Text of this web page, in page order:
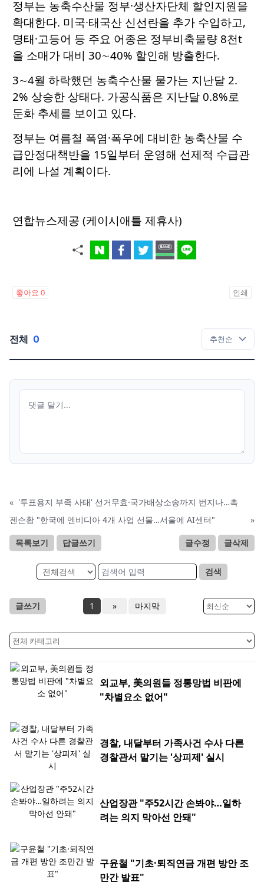
정부는 농축수산물 정부·생산자단체 할인지원을
확대한다. 미국·태국산 신선란을 추가 수입하고,
명태·고등어 등 주요 어종은 정부비축물량 8천t
을 소매가 대비 30∼40% 할인해 방출한다.
3∼4월 하락했던 농축수산물 물가는 지난달 2.
2% 상승한 상태다. 가공식품은 지난달 0.8%로
둔화 추세를 보이고 있다.
정부는 여름철 폭염·폭우에 대비한 농축산물 수
급안정대책반을 15일부터 운영해 선제적 수급관
리에 나설 계획이다.
연합뉴스제공 (케이시애틀 제휴사)
좋아요 0 인쇄
전체 0
« '투표용지 부족 사태' 선거무효·국가배상소송까지 번지나…촉
젠슨황 "한국에 엔비디아 4개 사업 선물…서울에 AI센터"
»
목록보기 답글쓰기 글수정 글삭제
검색
글쓰기 1 » 마지막
외교부, 美의원들 정통망법 비판에
"차별요소 없어"
경찰, 내달부터 가족사건 수사 다른
경찰관서 맡기는 '상피제' 실시
산업장관 "주52시간 손봐야…일하
려는 의지 막아선 안돼"
구윤철 "기초·퇴직연금 개편 방안 조
만간 발표"